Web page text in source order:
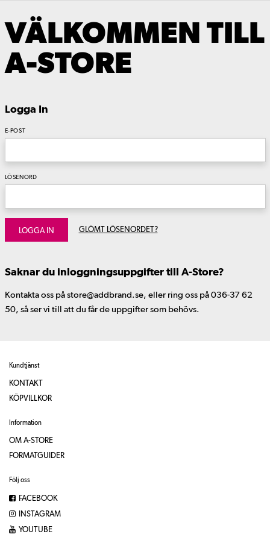
VÄLKOMMEN TILL
A-STORE
Logga In
E-POST
LÖSENORD
LOGGA IN GLÖMT LÖSENORDET?
Saknar du inloggningsuppgifter till A-Store?
Kontakta oss på store@addbrand.se, eller ring oss på 036-37 62
50, så ser vi till att du får de uppgifter som behövs.
Kundtjänst
KONTAKT
KÖPVILLKOR
Information
OM A-STORE
FORMATGUIDER
Följ oss
FACEBOOK
INSTAGRAM
YOUTUBE